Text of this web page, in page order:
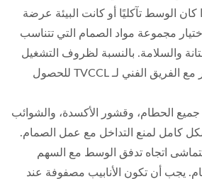
كان الوسط تآكليًا أو كانت البيئة عرضة
مجموعة مواد الصمام التي تتناسب
والسلامة. بالنسبة لظروف التشغيل
الخاصة، يُوصى بالتشاور مع الفريق الفني لـ TVCCL للحصول
جميع الحطام، وقشور الأكسدة، والشوائب
كامل لمنع التداخل مع عمل الصمام.
اتجاه تدفق الوسط مع السهم
يجب أن تكون الأنابيب مصفوفة عند